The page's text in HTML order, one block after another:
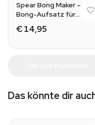
Spear Bong Maker –
Bong-Aufsatz für
€ 14,95
Das könnte dir